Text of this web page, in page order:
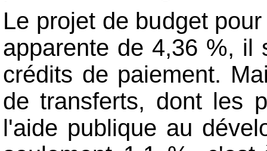
Le projet de budget
apparente de 4,36 %, il
crédits de paiement.
de transferts, dont les
l'aide publique au